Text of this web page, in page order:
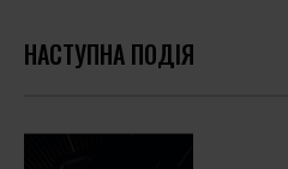
НАСТУПНА ПОДІЯ